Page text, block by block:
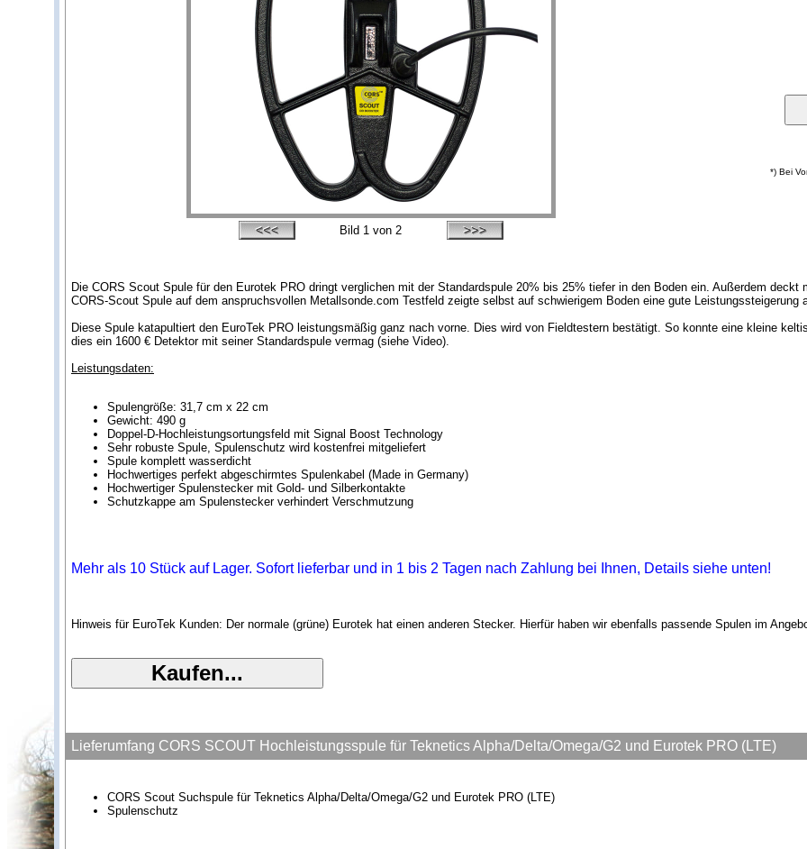
Bild 1 von 2
*) Bei
Die CORS Scout Spule für den Eurotek PRO dringt verglichen mit der Standardspule 20% bis 25% tiefer in den Boden ein. Außerdem
CORS-Scout Spule auf dem anspruchsvollen Metallsonde.com Testfeld zeigte selbst auf schwierigem Boden eine gute Leistungssteigerung
Diese Spule katapultiert den EuroTek PRO leistungsmäßig ganz nach vorne. Dies wird von Fieldtestern bestätigt. So konnte eine kleine
dies ein 1600 € Detektor mit seiner Standardspule vermag (siehe Video).
Leistungsdaten:
Spulengröße: 31,7 cm x 22 cm
Gewicht: 490 g
Doppel-D-Hochleistungsortungsfeld mit Signal Boost Technology
Sehr robuste Spule, Spulenschutz wird kostenfrei mitgeliefert
Spule komplett wasserdicht
Hochwertiges perfekt abgeschirmtes Spulenkabel (Made in Germany)
Hochwertiger Spulenstecker mit Gold- und Silberkontakte
Schutzkappe am Spulenstecker verhindert Verschmutzung
Mehr als 10 Stück auf Lager. Sofort lieferbar und in 1 bis 2 Tagen nach Zahlung bei Ihnen, Details siehe unten!
Hinweis für EuroTek Kunden: Der normale (grüne) Eurotek hat einen anderen Stecker. Hierfür haben wir ebenfalls passende Spulen im
Lieferumfang CORS SCOUT Hochleistungsspule für Teknetics Alpha/Delta/Omega/G2 und Eurotek PRO (LTE)
CORS Scout Suchspule für Teknetics Alpha/Delta/Omega/G2 und Eurotek PRO (LTE)
Spulenschutz